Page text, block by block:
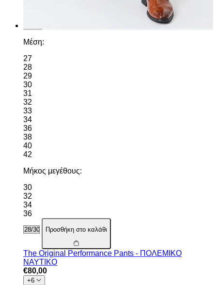
Μέση:
27
28
29
30
31
32
33
34
36
38
40
42
Μήκος μεγέθους:
30
32
34
36
Προσθήκη στο καλάθι
The Original Performance Pants - ΠΟΛΕΜΙΚΟ
ΝΑΥΤΙΚΟ
€80,00
+6